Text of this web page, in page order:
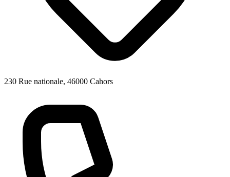
230 Rue nationale, 46000 Cahors